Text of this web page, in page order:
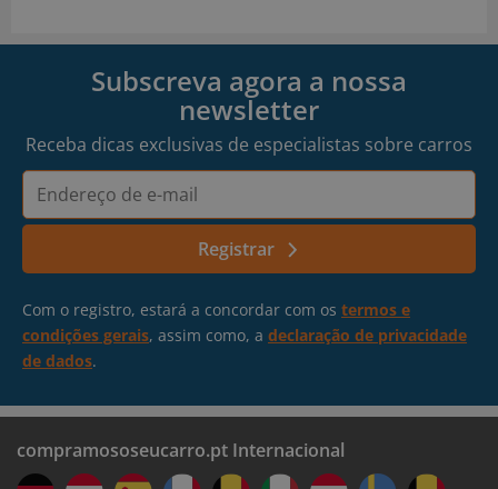
Subscreva agora a nossa
newsletter
Receba dicas exclusivas de especialistas sobre carros
e-
mail
Registrar
Com o registro, estará a concordar com os termos e
condições gerais, assim como, a declaração de privacidade
de dados.
compramososeucarro.pt Internacional